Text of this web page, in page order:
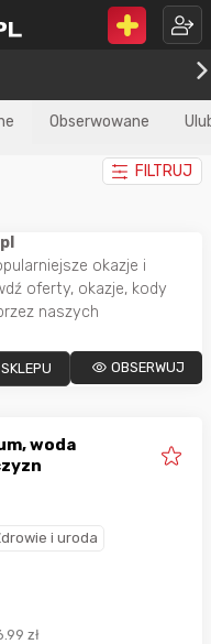
Obserwowane
FILTRUJ
okazje i
oferty, okazje, kody
naszych
OBSERWUJ
woda
i uroda
zł